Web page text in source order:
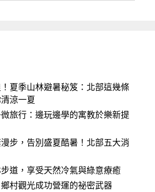
夏季山林避暑秘笈：北部這幾條
涼一夏
旅行：邊玩邊學的寓教於樂新提
步，告別盛夏酷暑！北部五大消
道，享受天然冷氣與綠意療癒
村觀光成功營運的祕密武器